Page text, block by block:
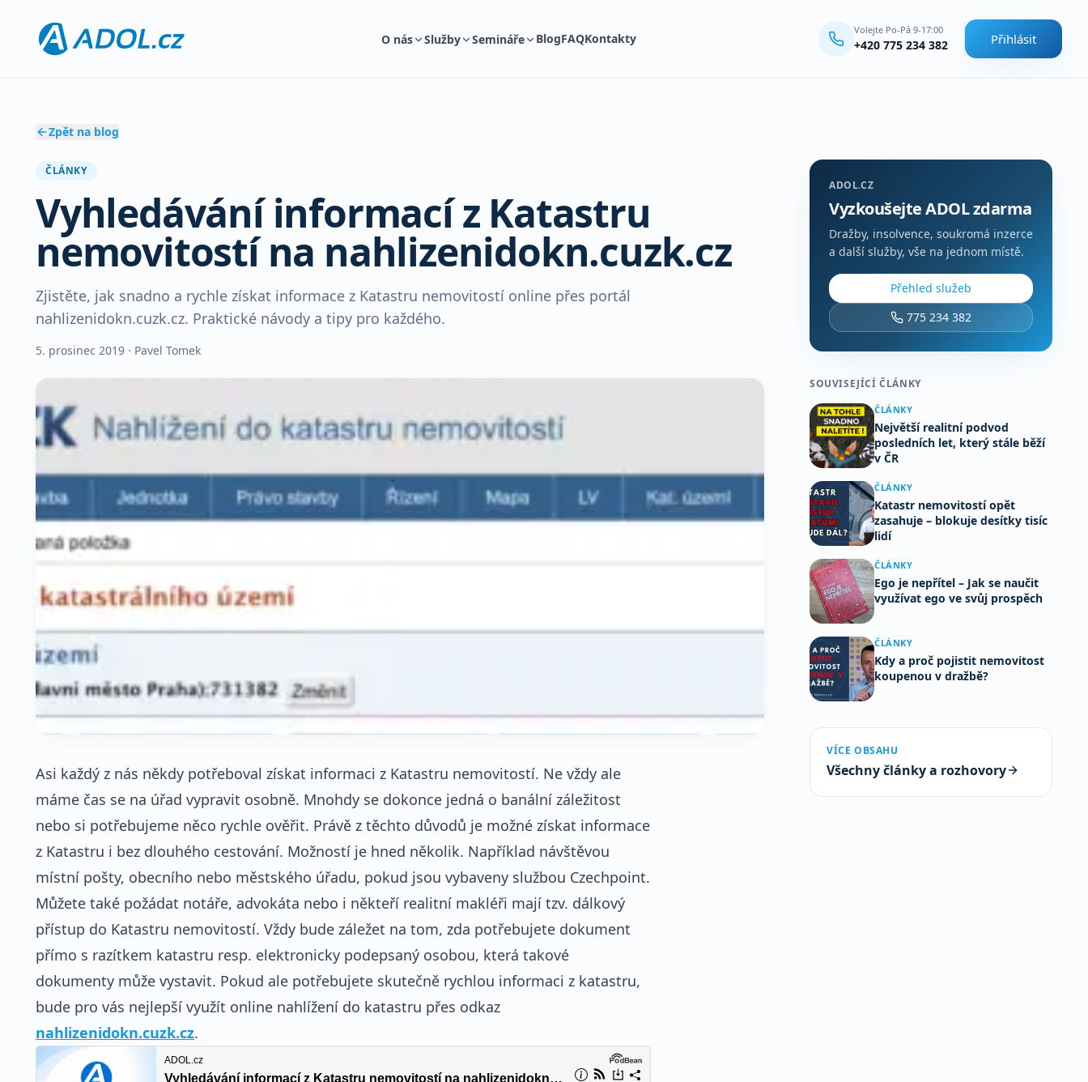
O nás Služby Semináře BlogFAQKontakty
Volejte Po-Pá 9-17:00
+420 775 234 382 Přihlásit
Zpět na blog
ČLÁNKY
Vyhledávání informací z Katastru
nemovitostí na nahlizenidokn.cuzk.cz
Zjistěte, jak snadno a rychle získat informace z Katastru nemovitostí online přes portál
nahlizenidokn.cuzk.cz. Praktické návody a tipy pro každého.
5. prosinec 2019 · Pavel Tomek
Asi každý z nás někdy potřeboval získat informaci z Katastru nemovitostí. Ne vždy ale
máme čas se na úřad vypravit osobně. Mnohdy se dokonce jedná o banální záležitost
nebo si potřebujeme něco rychle ověřit. Právě z těchto důvodů je možné získat informace
z Katastru i bez dlouhého cestování. Možností je hned několik. Například návštěvou
místní pošty, obecního nebo městského úřadu, pokud jsou vybaveny službou Czechpoint.
Můžete také požádat notáře, advokáta nebo i někteří realitní makléři mají tzv. dálkový
přístup do Katastru nemovitostí. Vždy bude záležet na tom, zda potřebujete dokument
přímo s razítkem katastru resp. elektronicky podepsaný osobou, která takové
dokumenty může vystavit. Pokud ale potřebujete skutečně rychlou informaci z katastru,
bude pro vás nejlepší využít online nahlížení do katastru přes odkaz
nahlizenidokn.cuzk.cz.
ADOL.CZ
Vyzkoušejte ADOL zdarma
Dražby, insolvence, soukromá inzerce
a další služby, vše na jednom místě.
Přehled služeb
775 234 382
SOUVISEJÍCÍ ČLÁNKY
ČLÁNKY
Největší realitní podvod
posledních let, který stále běží
v ČR
ČLÁNKY
Katastr nemovitostí opět
zasahuje – blokuje desítky tisíc
lidí
ČLÁNKY
Ego je nepřítel – Jak se naučit
využívat ego ve svůj prospěch
ČLÁNKY
Kdy a proč pojistit nemovitost
koupenou v dražbě?
VÍCE OBSAHU
Všechny články a rozhovory